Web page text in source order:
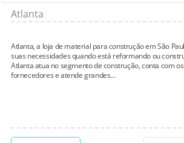
Atlanta
Atlanta, a loja de material para construção em São
suas necessidades quando está reformando ou
Atlanta atua no segmento de construção, conta com
fornecedores e atende grandes...